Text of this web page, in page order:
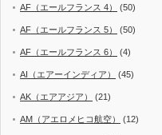
AF（エールフランス 4） (50)
AF（エールフランス 5） (50)
AF（エールフランス 6） (4)
AI（エアーインディア） (45)
AK（エアアジア） (21)
AM（アエロメヒコ航空） (12)